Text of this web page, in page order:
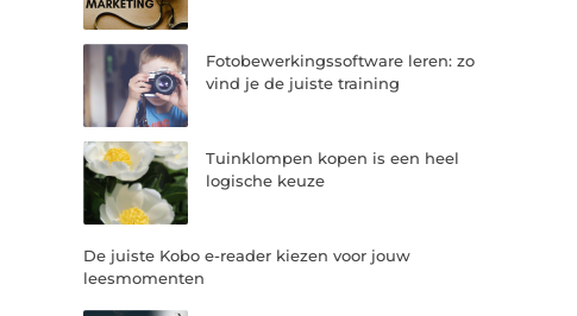
Fotobewerkingssoftware leren: zo
vind je de juiste training
Tuinklompen kopen is een heel
logische keuze
De juiste Kobo e-reader kiezen voor jouw
leesmomenten